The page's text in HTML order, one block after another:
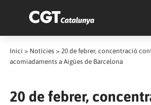
Inici > Notícies > 20 de febrer, concentració
acomiadaments a Aigües de Barcelona
20 de febrer,